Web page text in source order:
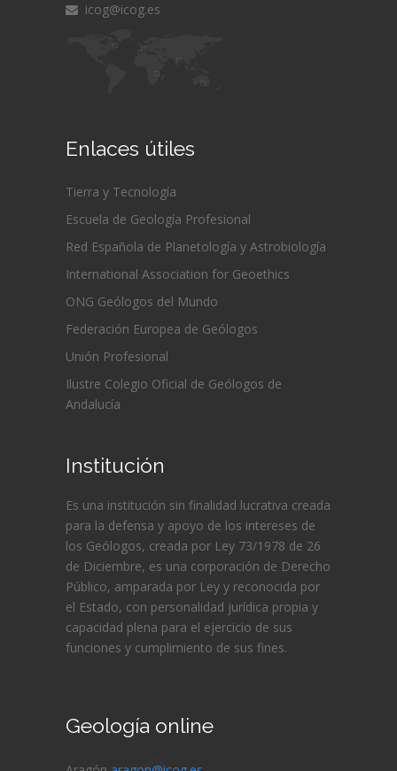
icog@icog.es
Enlaces útiles
Tierra y Tecnología
Escuela de Geología Profesional
Red Española de Planetología y Astrobiología
International Association for Geoethics
ONG Geólogos del Mundo
Federación Europea de Geólogos
Unión Profesional
Ilustre Colegio Oficial de Geólogos de
Andalucía
Institución
Es una institución sin finalidad lucrativa creada
para la defensa y apoyo de los intereses de
los Geólogos, creada por Ley 73/1978 de 26
de Diciembre, es una corporación de Derecho
Público, amparada por Ley y reconocida por
el Estado, con personalidad jurídica propia y
capacidad plena para el ejercicio de sus
funciones y cumplimiento de sus fines.
Geología online